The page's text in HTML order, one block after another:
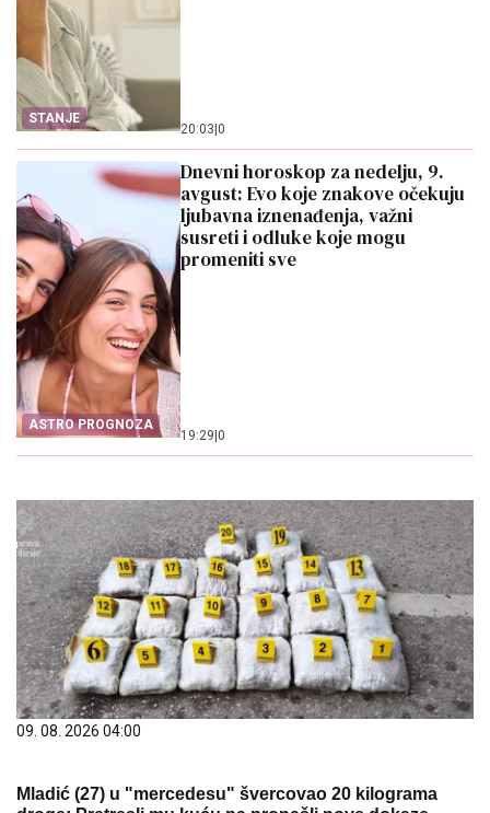
STANJE
20:03 0
ASTRO PROGNOZA
Dnevni horoskop za nedelju, 9.
avgust: Evo koje znakove očekuju
ljubavna iznenađenja, važni
susreti i odluke koje mogu
promeniti sve
19:29 0
09. 08. 2026 04:00
Mladić (27) u "mercedesu" švercovao 20 kilograma